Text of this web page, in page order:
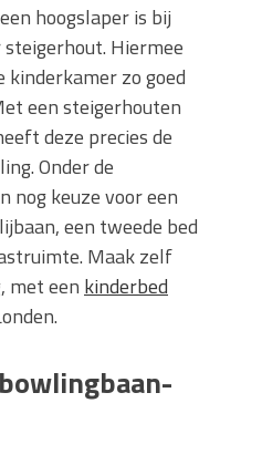
hoogslaper is bij
Hiermee
kinderkamer zo goed
een steigerhouten
deze precies de
Onder de
nog keuze voor een
een tweede bed
Maak zelf
met een kinderbed